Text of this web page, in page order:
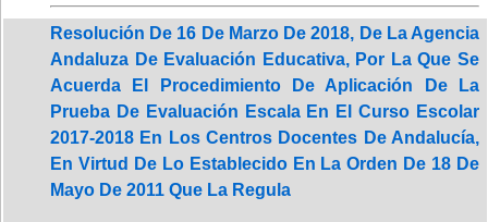
Resolución De 16 De Marzo De 2018, De La Agencia
Andaluza De Evaluación Educativa, Por La Que Se
Acuerda El Procedimiento De Aplicación De La
Prueba De Evaluación Escala En El Curso Escolar
2017-2018 En Los Centros Docentes De Andalucía,
En Virtud De Lo Establecido En La Orden De 18 De
Mayo De 2011 Que La Regula